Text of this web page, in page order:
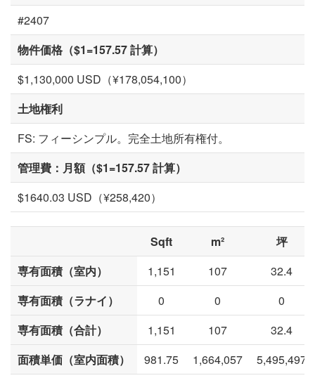
#2407
物件価格（$1=157.57 計算）
$1,130,000 USD（¥178,054,100）
土地権利
FS: フィーシンプル。完全土地所有権付。
管理費：月額（$1=157.57 計算）
$1640.03 USD（¥258,420）
Sqft m²
坪
専有面積（室内）
1,151 107
32.4
専有面積（ラナイ）
0 0
0
専有面積（合計）
1,151 107
32.4
面積単価（室内面積）
981.75 1,664,057 5,495,497